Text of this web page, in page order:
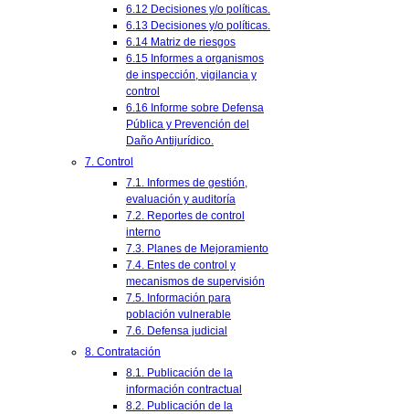
6.12 Decisiones y/o políticas.
6.13 Decisiones y/o políticas.
6.14 Matriz de riesgos
6.15 Informes a organismos
de inspección, vigilancia y
control
6.16 Informe sobre Defensa
Pública y Prevención del
Daño Antijurídico.
7. Control
7.1. Informes de gestión,
evaluación y auditoría
7.2. Reportes de control
interno
7.3. Planes de Mejoramiento
7.4. Entes de control y
mecanismos de supervisión
7.5. Información para
población vulnerable
7.6. Defensa judicial
8. Contratación
8.1. Publicación de la
información contractual
8.2. Publicación de la